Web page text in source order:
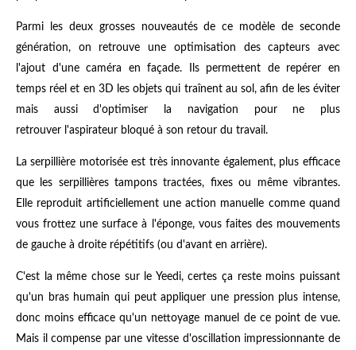
Parmi les deux grosses nouveautés de ce modèle de seconde
génération, on retrouve une optimisation des capteurs avec
l'ajout d'une caméra en façade. Ils permettent de repérer en
temps réel et en 3D les objets qui traînent au sol, afin de les éviter
mais aussi d'optimiser la navigation pour ne plus
retrouver l'aspirateur bloqué à son retour du travail.
La serpillière motorisée est très innovante également, plus efficace
que les serpillières tampons tractées, fixes ou même vibrantes.
Elle reproduit artificiellement une action manuelle comme quand
vous frottez une surface à l'éponge, vous faites des mouvements
de gauche à droite répétitifs (ou d'avant en arrière).
C'est la même chose sur le Yeedi, certes ça reste moins puissant
qu'un bras humain qui peut appliquer une pression plus intense,
donc moins efficace qu'un nettoyage manuel de ce point de vue.
Mais il compense par une vitesse d'oscillation impressionnante de